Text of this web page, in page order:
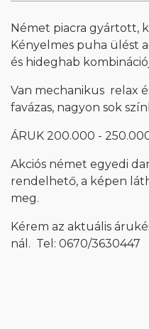
Német piacra gyártott,
Kényelmes puha ülést
és hideghab
Van mechanikus relax
favázas, nagyon sok
ÁRUK 200.000 -
Akciós német egyedi
rendelhető, a képen
meg.
Kérem az aktuális
nál. Tel: 0670/3630447